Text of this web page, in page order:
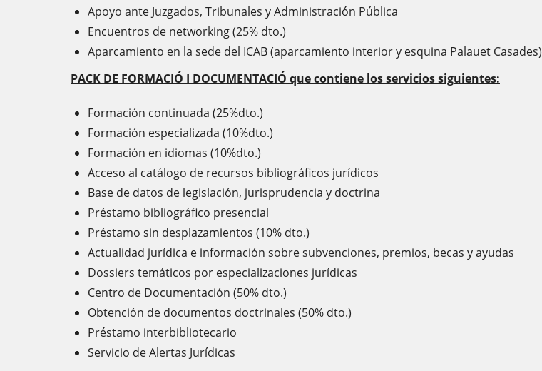
Apoyo ante Juzgados, Tribunales y Administración Pública
Encuentros de networking (25% dto.)
Aparcamiento en la sede del ICAB (aparcamiento interior y esquina Palauet Casades)
PACK DE FORMACIÓ I DOCUMENTACIÓ que contiene los servicios siguientes:
Formación continuada (25%dto.)
Formación especializada (10%dto.)
Formación en idiomas (10%dto.)
Acceso al catálogo de recursos bibliográficos jurídicos
Base de datos de legislación, jurisprudencia y doctrina
Préstamo bibliográfico presencial
Préstamo sin desplazamientos (10% dto.)
Actualidad jurídica e información sobre subvenciones, premios, becas y ayudas
Dossiers temáticos por especializaciones jurídicas
Centro de Documentación (50% dto.)
Obtención de documentos doctrinales (50% dto.)
Préstamo interbibliotecario
Servicio de Alertas Jurídicas